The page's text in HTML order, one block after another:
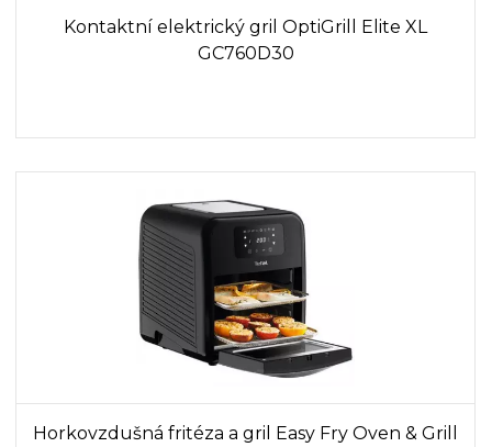
Kontaktní elektrický gril OptiGrill Elite XL
GC760D30
Horkovzdušná fritéza a gril Easy Fry Oven & Grill